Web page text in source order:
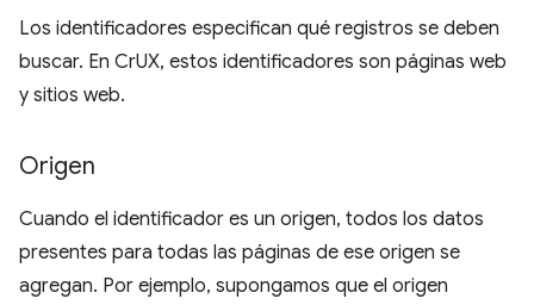
Los identificadores especifican qué registros se deben
buscar. En CrUX, estos identificadores son páginas web
y sitios web.
Origen
Cuando el identificador es un origen, todos los datos
presentes para todas las páginas de ese origen se
agregan. Por ejemplo, supongamos que el origen